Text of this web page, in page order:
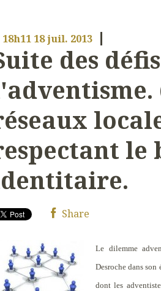
18h11 18juil. 2013
des
le
Share
Le dilemme
Desroche dans
dont les